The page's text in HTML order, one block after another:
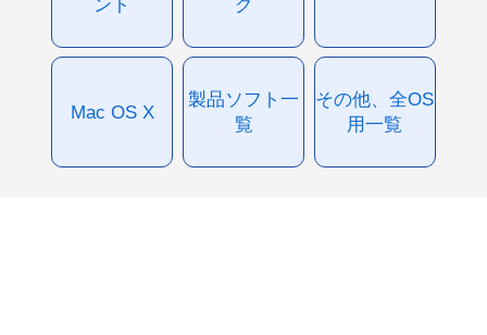
Mac OS X
製品ソフト一
覧
その他、全OS
用一覧